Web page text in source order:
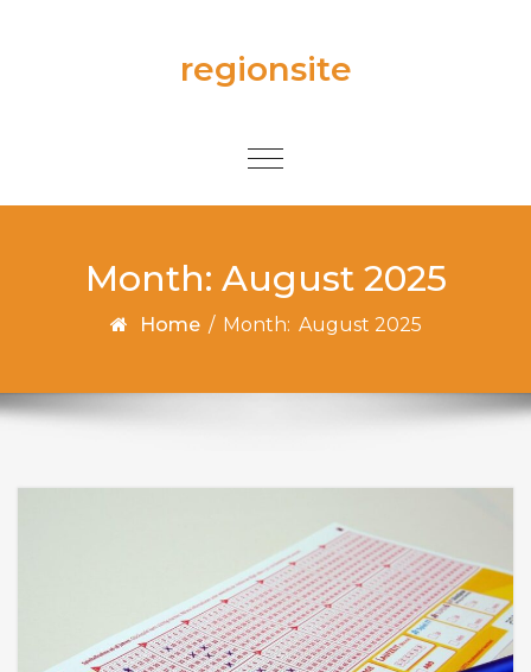
regionsite
Toggle
Month: August 2025
Home / Month: August 2025